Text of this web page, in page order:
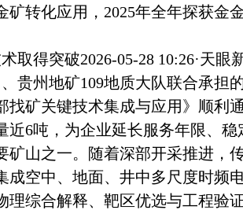
转化应用，2025年全年探获金
得突破2026-05-28 10:26·天眼
贵州地矿109地质大队联合承
矿关键技术集成与应用》顺利
6吨，为企业延长服务年限、稳
山之一。随着深部开采推进，
空中、地面、井中多尺度时频
综合解释、靶区优选与工程验